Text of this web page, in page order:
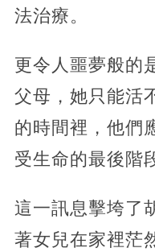
法治療。
更令人噩夢般的
父母，她只能活
的時間裡，他們
受生命的最後階
這一訊息擊垮了
著女兒在家裡茫